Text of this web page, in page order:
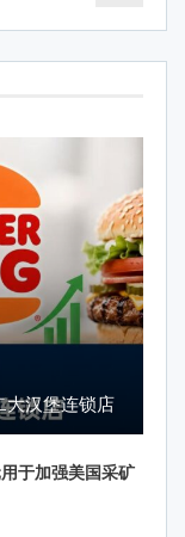
大汉堡连锁店
于加强美国采矿